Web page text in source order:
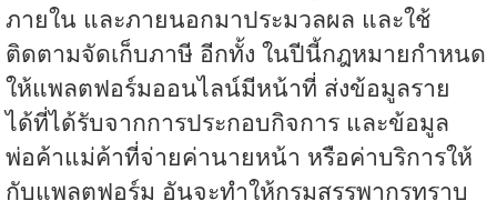
ภายใน และภายนอกมาประมวลผล และใช้
ติดตามจัดเก็บภาษี อีกทั้ง ในปีนี้กฎหมายกำหนด
ให้แพลตฟอร์มออนไลน์มีหน้าที่ ส่งข้อมูลราย
ได้ที่ได้รับจากการประกอบกิจการ และข้อมูล
พ่อค้าแม่ค้าที่จ่ายค่านายหน้า หรือค่าบริการให้
กับแพลตฟอร์ม อันจะทำให้กรมสรรพากรทราบ